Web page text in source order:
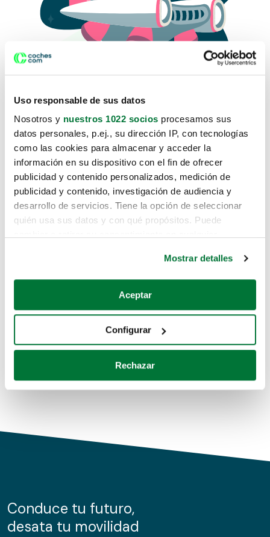
Uso responsable de sus datos
Nosotros y nuestros 1022 socios procesamos sus
datos personales, p.ej., su dirección IP, con tecnologías
como las cookies para almacenar y acceder la
información en su dispositivo con el fin de ofrecer
publicidad y contenido personalizados, medición de
publicidad y contenido, investigación de audiencia y
desarrollo de servicios. Tiene la opción de seleccionar
quién usa sus datos y con qué propósitos. Puede
Si lo permite, también quisiéramos:
Recopilar información sobre su ubicación geográfica
Identificar su dispositivo analizándolo activamente
para buscar características específicas (huellas
Obtenga más información sobre cómo se procesan sus
de cookies.
información sobre el uso que haga del sitio web con
nuestros partners de redes sociales, publicidad y análisis
Mostrar detalles
Aceptar
Configurar
Rechazar
Lo sentimos, no sabemos como
te hemos traido hasta aquí.
Pero puedes encontrar el coche que estás
buscando en alguno de estos enlaces:
Coches de segunda mano
Coches de km0
Conduce tu futuro,
desata tu movilidad